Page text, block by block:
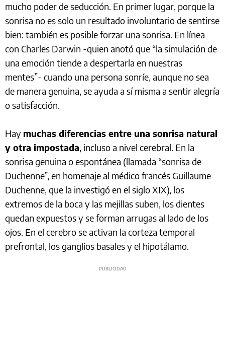
mucho poder de seducción. En primer lugar, porque la
sonrisa no es solo un resultado involuntario de sentirse
bien: también es posible forzar una sonrisa. En línea
con Charles Darwin -quien anotó que “la simulación de
una emoción tiende a despertarla en nuestras
mentes”- cuando una persona sonríe, aunque no sea
de manera genuina, se ayuda a sí misma a sentir alegría
o satisfacción.
Hay muchas diferencias entre una sonrisa natural
y otra impostada, incluso a nivel cerebral. En la
sonrisa genuina o espontánea (llamada “sonrisa de
Duchenne”, en homenaje al médico francés Guillaume
Duchenne, que la investigó en el siglo XIX), los
extremos de la boca y las mejillas suben, los dientes
quedan expuestos y se forman arrugas al lado de los
ojos. En el cerebro se activan la corteza temporal
prefrontal, los ganglios basales y el hipotálamo.